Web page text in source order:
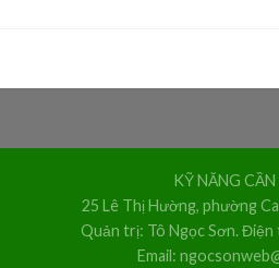
KỸ NĂNG
25 Lê Thị Hường, phường
Quản trị: Tô Ngọc Sơn.
Email: